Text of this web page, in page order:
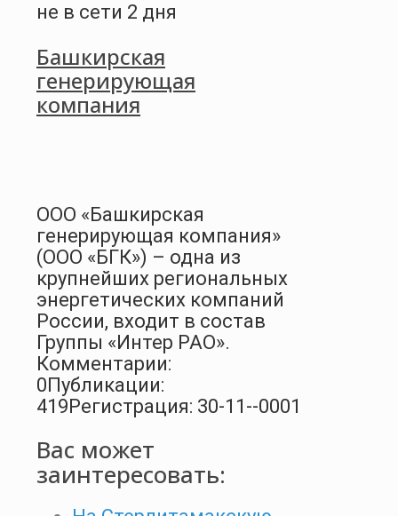
не в сети 2 дня
Башкирская
генерирующая
компания
ООО «Башкирская
генерирующая компания»
(ООО «БГК») – одна из
крупнейших региональных
энергетических компаний
России, входит в состав
Группы «Интер РАО».
Комментарии:
0 Публикации:
419 Регистрация: 30-11--0001
Вас может
заинтересовать: